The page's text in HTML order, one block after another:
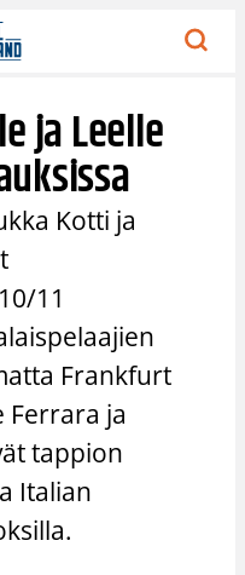
ja Leelle
Kotti ja
11
Frankfurt
Ferrara ja
tappion
Italian